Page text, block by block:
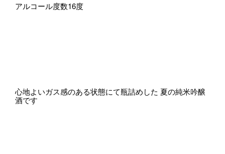
アルコール度数16度
心地よいガス感のある状態にて瓶詰めした 夏の純米吟醸
酒です